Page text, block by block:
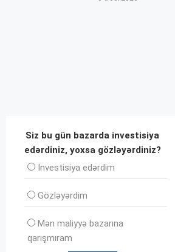
Siz bu gün bazarda investisiya
edərdiniz, yoxsa gözləyərdiniz?
İnvеstisiya edərdim
Gözləyərdim
Mən maliyyə bazarına
qarışmıram